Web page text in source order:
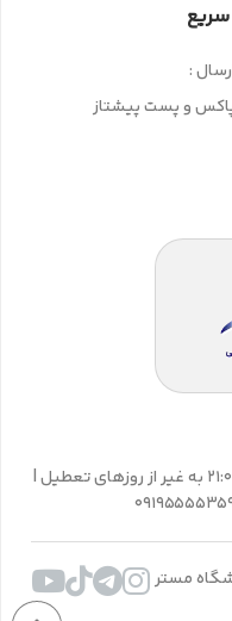
:
و پست پیشتاز
پاسخگویی همه روزه از ساعت 9:00 الی 21:00 به غیر از روزهای تعطیل |
مستر